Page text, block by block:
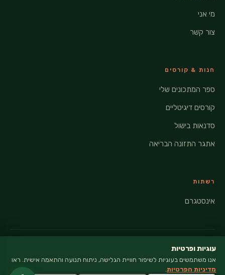
מי אני
צור קשר
חנות & קורסים
ספר המתכונים שלי
קורסים דיגיטליים
סדנאות בישול
אתגר התזונה הבריאה
רשתות
אינסטגרם
© 2026 VEGANATI · כל הזכויות שמורות
עוגיות ופרטיות
אנו משתמשים בעוגיות לשיפור חוויית הגלישה, ניתוח תנועה והתאמה אישית. ראו
מדיניות הפרטיות.